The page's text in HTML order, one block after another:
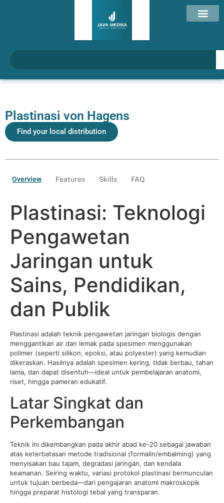
Plastinasi von Hagens
Find your local distribution
Overview Features Skills FAQ
Plastinasi: Teknologi
Pengawetan
Jaringan untuk
Sains, Pendidikan,
dan Publik
Plastinasi adalah teknik pengawetan jaringan biologis dengan
menggantikan air dan lemak pada spesimen menggunakan
polimer (seperti silikon, epoksi, atau polyester) yang kemudian
dikeraskan. Hasilnya adalah spesimen kering, tidak berbau, tahan
lama, dan dapat disentuh—ideal untuk pembelajaran anatomi,
riset, hingga pameran edukatif.
Latar Singkat dan
Perkembangan
Teknik ini dikembangkan pada akhir abad ke-20 sebagai jawaban
atas keterbatasan metode tradisional (formalin/embalming) yang
menyisakan bau tajam, degradasi jaringan, dan kendala
keamanan. Seiring waktu, variasi protokol plastinasi bermunculan
untuk tujuan berbeda—dari pengajaran anatomi makroskopik
hingga preparat histologi tebal yang transparan.